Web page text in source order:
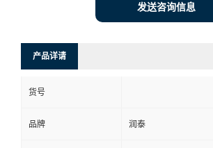
发送咨询信息
产品详请
货号
品牌 润泰